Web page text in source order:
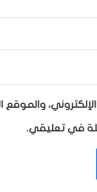
والموقع
في تعليقي.